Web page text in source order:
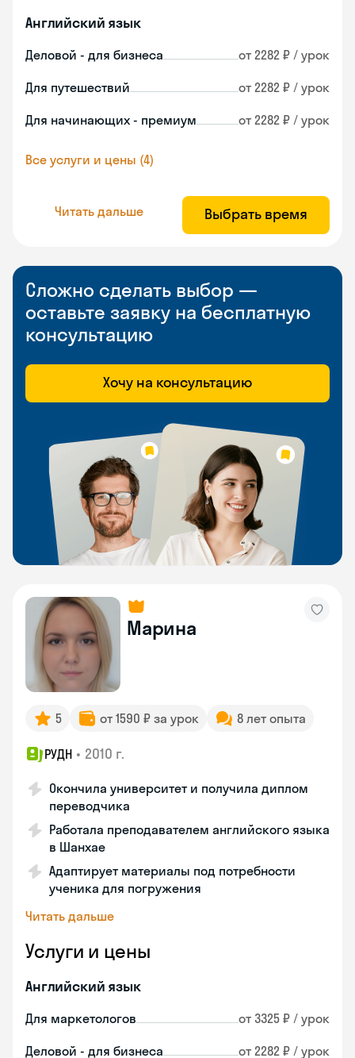
Английский язык
Деловой - для бизнеса от 2282 ₽ / урок
Для путешествий от 2282 ₽ / урок
Для начинающих - премиум от 2282 ₽ / урок
Все услуги и цены (4)
Читать дальше Выбрать время
Сложно сделать выбор —
оставьте заявку на бесплатную
консультацию
Хочу на консультацию
Марина
5 от 1590 ₽ за урок 8 лет опыта
РУДН • 2010 г.
Окончила университет и получила диплом
переводчика
Работала преподавателем английского языка
в Шанхае
Адаптирует материалы под потребности
ученика для погружения
Читать дальше
Услуги и цены
Английский язык
Для маркетологов от 3325 ₽ / урок
Деловой - для бизнеса от 2282 ₽ / урок